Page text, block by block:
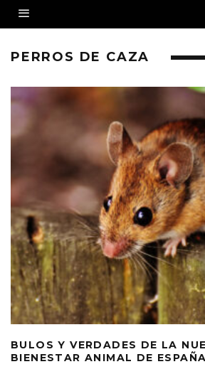
PERROS DE CAZA
BULOS Y VERDADES DE LA
BIENESTAR ANIMAL DE ESPAÑA